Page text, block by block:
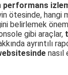
performans
ötesinde, hangi
belirlemek
gibi araçlar,
ayrıntılı